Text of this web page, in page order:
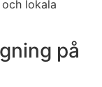
lokala
på